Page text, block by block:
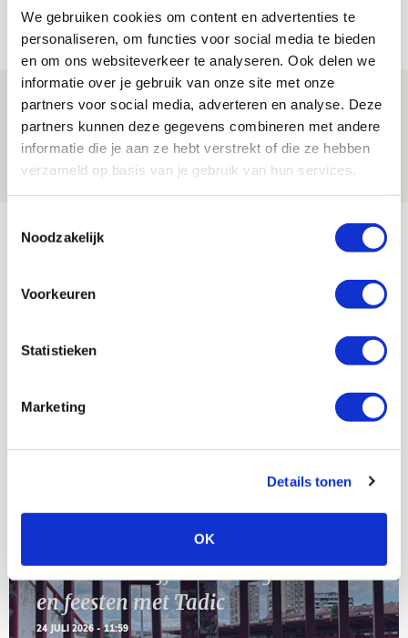
We gebruiken cookies om content en advertenties te
personaliseren, om functies voor social media te bieden
en om ons websiteverkeer te analyseren. Ook delen we
informatie over je gebruik van onze site met onze
partners voor social media, adverteren en analyse. Deze
partners kunnen deze gegevens combineren met andere
informatie die je aan ze hebt verstrekt of die ze hebben
verzameld op basis van je gebruik van hun services.
Noodzakelijk
Voorkeuren
Statistieken
Marketing
Details tonen
OK
06 AUGUSTUS 2026 - 23:43
NIEUWS
Ajax zet Shelbourne eenvoudig opzij en
reist met vertrouwen naar Dublin
06 AUGUSTUS 2026 - 21:52
NIEUWS
Selectiedag ballenjongens/-meiden
SEP
Servische maffiabaas in grauwe bak
en feesten met Tadic
24 JULI 2026 - 11:59